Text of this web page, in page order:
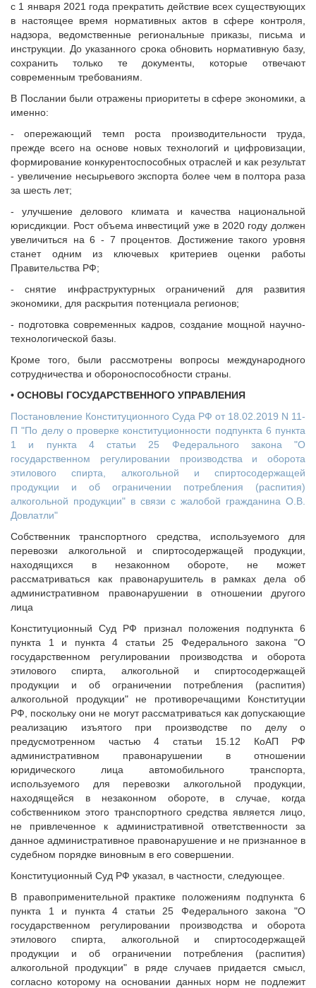
с 1 января 2021 года прекратить действие всех существующих
в настоящее время нормативных актов в сфере контроля,
надзора, ведомственные региональные приказы, письма и
инструкции. До указанного срока обновить нормативную базу,
сохранить только те документы, которые отвечают
современным требованиям.
В Послании были отражены приоритеты в сфере экономики, а
именно:
- опережающий темп роста производительности труда,
прежде всего на основе новых технологий и цифровизации,
формирование конкурентоспособных отраслей и как результат
- увеличение несырьевого экспорта более чем в полтора раза
за шесть лет;
- улучшение делового климата и качества национальной
юрисдикции. Рост объема инвестиций уже в 2020 году должен
увеличиться на 6 - 7 процентов. Достижение такого уровня
станет одним из ключевых критериев оценки работы
Правительства РФ;
- снятие инфраструктурных ограничений для развития
экономики, для раскрытия потенциала регионов;
- подготовка современных кадров, создание мощной научно-
технологической базы.
Кроме того, были рассмотрены вопросы международного
сотрудничества и обороноспособности страны.
• ОСНОВЫ ГОСУДАРСТВЕННОГО УПРАВЛЕНИЯ
Постановление Конституционного Суда РФ от 18.02.2019 N 11-
П "По делу о проверке конституционности подпункта 6 пункта
1 и пункта 4 статьи 25 Федерального закона "О
государственном регулировании производства и оборота
этилового спирта, алкогольной и спиртосодержащей
продукции и об ограничении потребления (распития)
алкогольной продукции" в связи с жалобой гражданина О.В.
Довлатли"
Собственник транспортного средства, используемого для
перевозки алкогольной и спиртосодержащей продукции,
находящихся в незаконном обороте, не может
рассматриваться как правонарушитель в рамках дела об
административном правонарушении в отношении другого
лица
Конституционный Суд РФ признал положения подпункта 6
пункта 1 и пункта 4 статьи 25 Федерального закона "О
государственном регулировании производства и оборота
этилового спирта, алкогольной и спиртосодержащей
продукции и об ограничении потребления (распития)
алкогольной продукции" не противоречащими Конституции
РФ, поскольку они не могут рассматриваться как допускающие
реализацию изъятого при производстве по делу о
предусмотренном частью 4 статьи 15.12 КоАП РФ
административном правонарушении в отношении
юридического лица автомобильного транспорта,
используемого для перевозки алкогольной продукции,
находящейся в незаконном обороте, в случае, когда
собственником этого транспортного средства является лицо,
не привлеченное к административной ответственности за
данное административное правонарушение и не признанное в
судебном порядке виновным в его совершении.
Конституционный Суд РФ указал, в частности, следующее.
В правоприменительной практике положениям подпункта 6
пункта 1 и пункта 4 статьи 25 Федерального закона "О
государственном регулировании производства и оборота
этилового спирта, алкогольной и спиртосодержащей
продукции и об ограничении потребления (распития)
алкогольной продукции" в ряде случаев придается смысл,
согласно которому на основании данных норм не подлежит